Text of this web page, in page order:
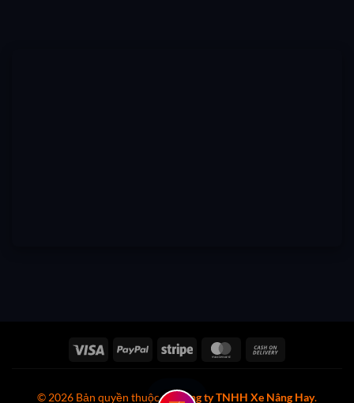
Visa PayPal Stripe MasterCard
© 2026 Bản quyền thuộc về
Công ty TNHH Xe Nâng Hay.